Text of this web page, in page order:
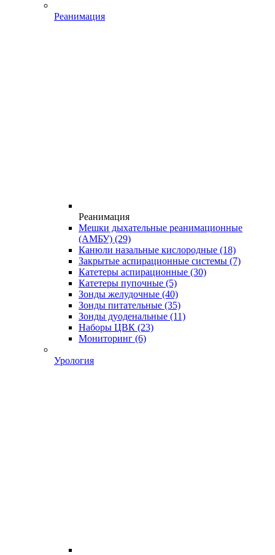
Реанимация
Реанимация
Мешки дыхательные реанимационные
(АМБУ) (29)
Канюли назальные кислородные (18)
Закрытые аспирационные системы (7)
Катетеры аспирационные (30)
Катетеры пупочные (5)
Зонды желудочные (40)
Зонды питательные (35)
Зонды дуоденальные (11)
Наборы ЦВК (23)
Мониторинг (6)
Урология